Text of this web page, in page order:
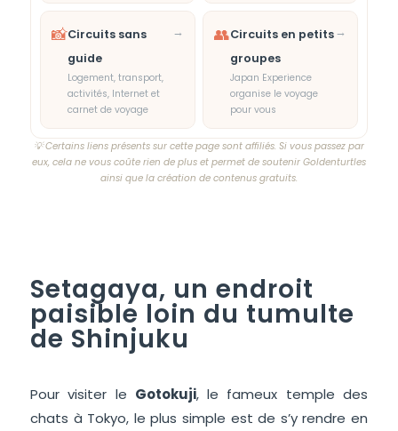
📸Circuits sans
guide
Logement, transport,
activités, Internet et
carnet de voyage
→ 👥Circuits en petits
groupes
Japan Experience
organise le voyage
pour vous
→
💡 Certains liens présents sur cette page sont affiliés. Si vous passez par
eux, cela ne vous coûte rien de plus et permet de soutenir Goldenturtles
ainsi que la création de contenus gratuits.
Setagaya, un endroit
paisible loin du tumulte
de Shinjuku
Pour visiter le Gotokuji, le fameux temple des
chats à Tokyo, le plus simple est de s’y rendre en